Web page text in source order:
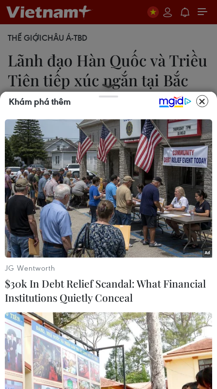
THẾ GIỚICHÂU Á-TBD
Lãnh đạo Hàn Quốc và Triều
Tiên tiếp xúc ngắn tại Bắc
Kinh
Trường Giang
04/09/2025 04:22
Chủ tịch Quốc hội Hàn Quốc Woo Won Shik và
nhà lãnh đạo Triều Tiên Kim Jong Un đã có cuộc
tiếp xúc ngắn trước thềm Lễ duyệt binh kỷ niệm 80
năm chiến thắng phátxít của nhân dân thế giới.
Chủ tịch Quốc hội Hàn Quốc Woo Won Shik và nhà lãnh đạo
Triều Tiên Kim Jong Un. (Nguồn: Yonhap)
Khám phá thêm
JG Wentworth
$30k In Debt Relief Scandal: What Financial
Institutions Quietly Conceal